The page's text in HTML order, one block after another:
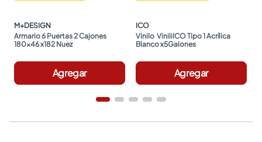
M+DESIGN
Armario 6 Puertas 2 Cajones
180x46 x182 Nuez
Agregar
ICO
Vinilo  ViniliICO Tipo 1 Acrílica
Blanco x5Galones
Agregar